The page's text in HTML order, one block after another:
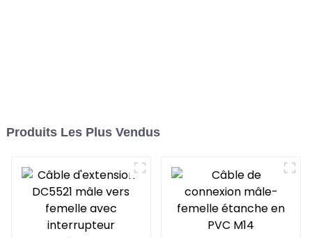
Produits Les Plus Vendus